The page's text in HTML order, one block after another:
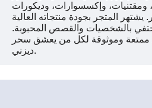
ومقتنيات، وإكسسوارات، وديكورات
المتجر بجودة منتجاته العالية
بالشخصيات والقصص المحبوبة.
ممتعة وموثوقة لكل من يعشق سحر
ديزني.